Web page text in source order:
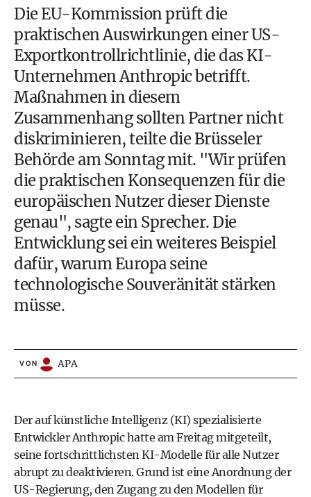
Die EU-Kommission prüft die
praktischen Auswirkungen einer US-
Exportkontrollrichtlinie, die das KI-
Unternehmen Anthropic betrifft.
Maßnahmen in diesem
Zusammenhang sollten Partner nicht
diskriminieren, teilte die Brüsseler
Behörde am Sonntag mit. "Wir prüfen
die praktischen Konsequenzen für die
europäischen Nutzer dieser Dienste
genau", sagte ein Sprecher. Die
Entwicklung sei ein weiteres Beispiel
dafür, warum Europa seine
technologische Souveränität stärken
müsse.
VON APA
Der auf künstliche Intelligenz (KI) spezialisierte
Entwickler Anthropic hatte am Freitag mitgeteilt,
seine fortschrittlichsten KI-Modelle für alle Nutzer
abrupt zu deaktivieren. Grund ist eine Anordnung der
US-Regierung, den Zugang zu den Modellen für